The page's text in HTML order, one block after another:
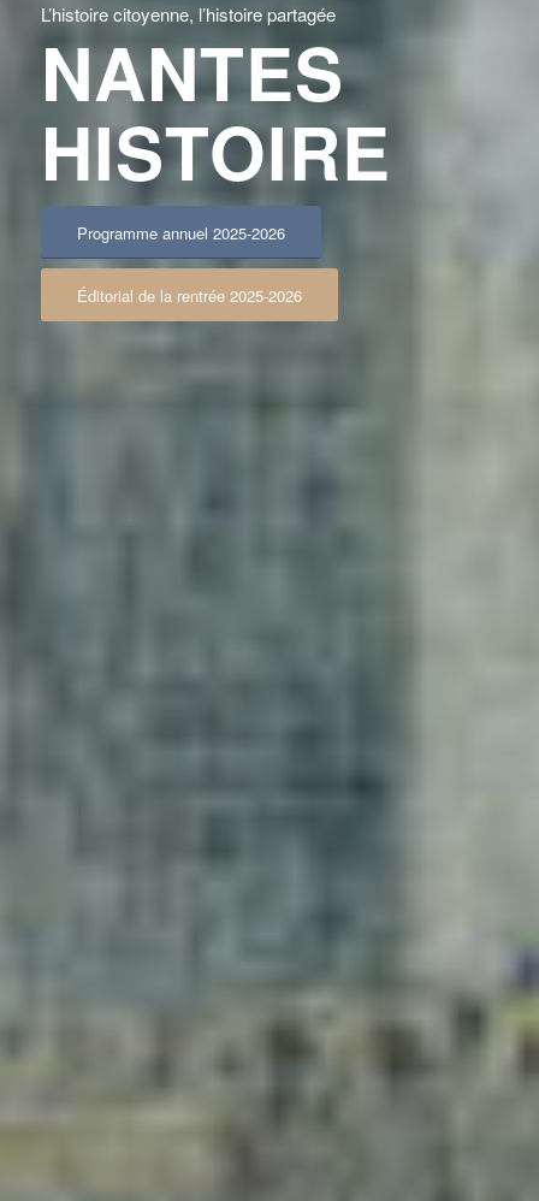
L’histoire citoyenne, l’histoire partagée
NANTES
HISTOIRE
Programme annuel 2025-2026
Éditorial de la rentrée 2025-2026